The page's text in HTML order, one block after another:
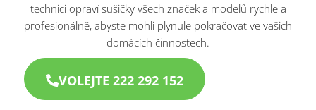
technici opraví sušičky všech značek a modelů rychle a
profesionálně, abyste mohli plynule pokračovat ve vašich
domácích činnostech.
VOLEJTE 222 292 152